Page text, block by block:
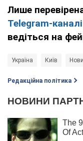
Лише
Telegram-каналі
ведіться на
Україна Київ
Редакційна політика